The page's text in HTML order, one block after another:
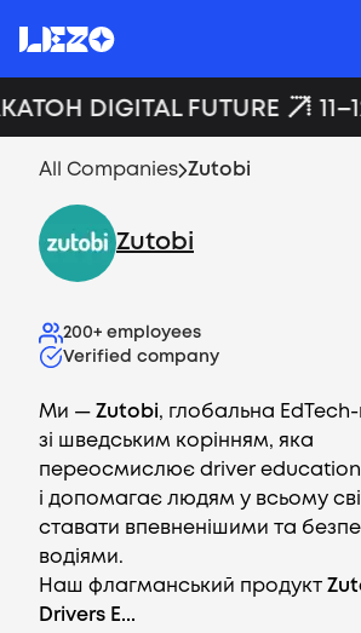
DIGITAL FUTURE
All Companies Zutobi
Zutobi
200+ employees
Verified company
Ми — Zutobi, глобальна
зі шведським корінням, яка
переосмислює driver education
і допомагає людям у всьому
ставати впевненішими та
водіями.
Наш флагманський продукт
Drivers E...